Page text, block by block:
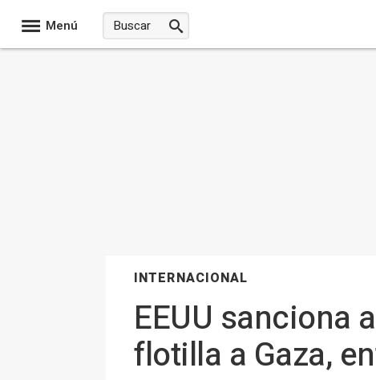
Menú
INTERNACIONAL
EEUU sanciona
flotilla a Gaza,